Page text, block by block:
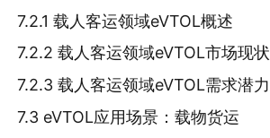
7.2.1 载人客运领域eVTOL概述
7.2.2 载人客运领域eVTOL市场现状
7.2.3 载人客运领域eVTOL需求潜力
7.3 eVTOL应用场景：载物货运